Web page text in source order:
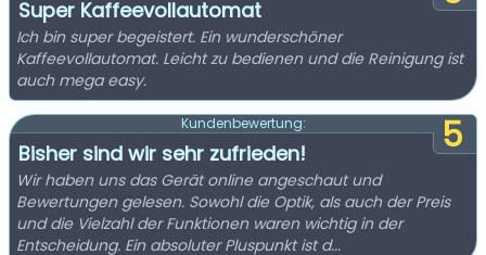
Super Kaffeevollautomat
Ich bin super begeistert. Ein wunderschöner
Kaffeevollautomat. Leicht zu bedienen und die Reinigung ist
auch mega easy.
5
Kundenbewertung:
Bisher sind wir sehr zufrieden!
Wir haben uns das Gerät online angeschaut und
Bewertungen gelesen. Sowohl die Optik, als auch der Preis
und die Vielzahl der Funktionen waren wichtig in der
Entscheidung. Ein absoluter Pluspunkt ist d...